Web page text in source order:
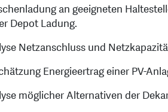
an geeigneten
Depot Ladung.
Netzanschluss und
Energieertrag einer PV-
möglicher Alternativen der